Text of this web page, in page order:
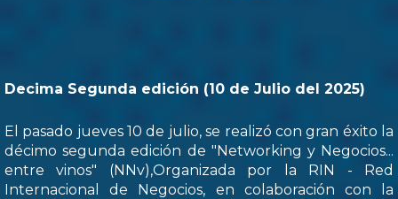
Decima Segunda edición (10 de Julio del 2025)
El pasado jueves 10 de julio, se realizó con gran éxito la
décimo segunda edición de "Networking y Negocios...
entre vinos" (NNv),Organizada por la RIN - Red
Internacional de Negocios, en colaboración con la